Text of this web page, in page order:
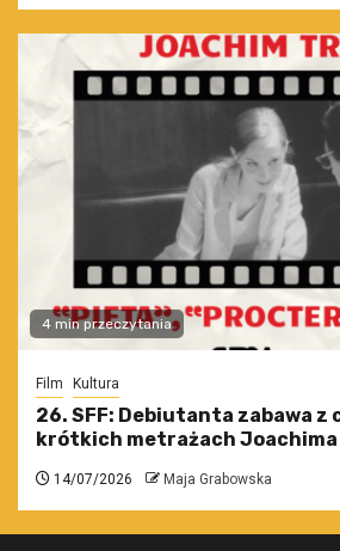
4 min przeczytania
Film Kultura
26. SFF: Debiutanta zabawa z
krótkich metrażach Joachima
14/07/2026 Maja Grabowska